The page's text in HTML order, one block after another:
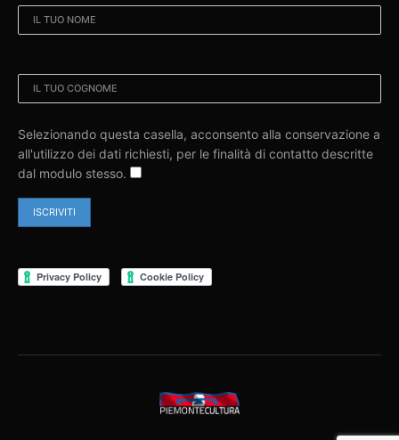
Selezionando questa casella, acconsento alla conservazione a
all'utilizzo dei dati richiesti, per le finalità di contatto descritte
dal modulo stesso.